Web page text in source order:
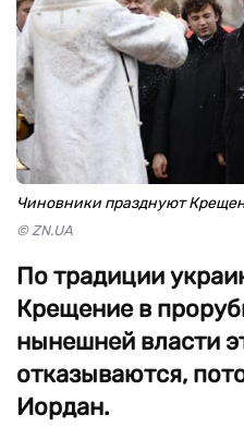
Чиновники празднуют
© ZN.UA
По традиции
Крещение в
нынешней власти
отказываются,
Иордан.